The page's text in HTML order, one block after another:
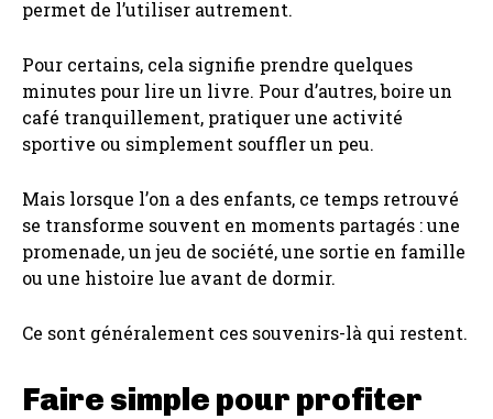
permet de l’utiliser autrement.
Pour certains, cela signifie prendre quelques
minutes pour lire un livre. Pour d’autres, boire un
café tranquillement, pratiquer une activité
sportive ou simplement souffler un peu.
Mais lorsque l’on a des enfants, ce temps retrouvé
se transforme souvent en moments partagés : une
promenade, un jeu de société, une sortie en famille
ou une histoire lue avant de dormir.
Ce sont généralement ces souvenirs-là qui restent.
Faire simple pour profiter